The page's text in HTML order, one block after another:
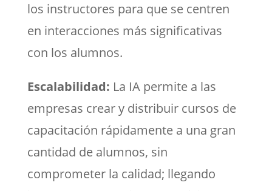
los instructores para que se centren
en interacciones más significativas
con los alumnos.
Escalabilidad: La IA permite a las
empresas crear y distribuir cursos de
capacitación rápidamente a una gran
cantidad de alumnos, sin
comprometer la calidad; llegando